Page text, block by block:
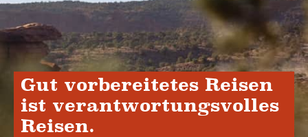
Gut vorbereitetes Reisen
ist verantwortungsvolles
Reisen.